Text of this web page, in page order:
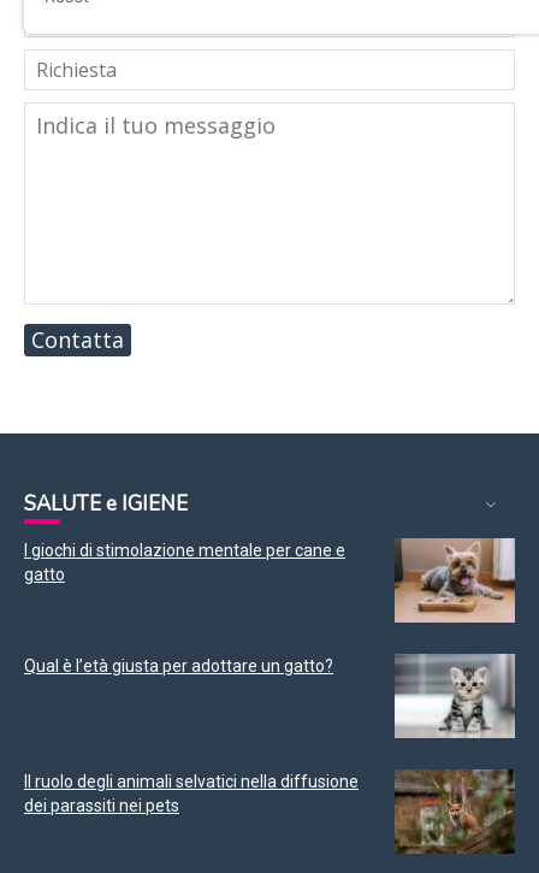
Contatta
SALUTE e IGIENE
I giochi di stimolazione mentale per cane e
gatto
Qual è l’età giusta per adottare un gatto?
Il ruolo degli animali selvatici nella diffusione
dei parassiti nei pets